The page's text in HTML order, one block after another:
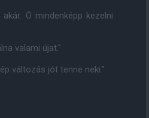
Õ mindenképp kezelni
valami újat."
változás jót tenne neki."